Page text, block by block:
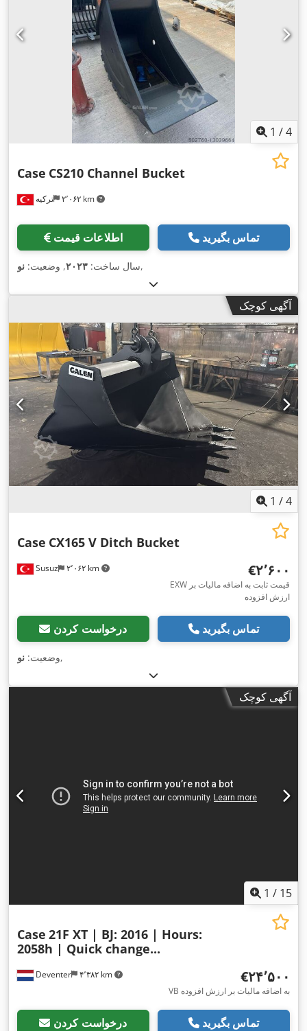
1 /4
ترکیه ۲٬۰۶۲ km
Case CS210 Channel Bucket
اطلاعات قیمت تماس بگیرید
سال ساخت: ۲۰۲۳, وضعیت: نو ,
آگهی کوچک
1 /4
Susuz ۲٬۰۶۲ km
Case CX165 V Ditch Bucket
‎€۲٬۶۰۰
EXW قیمت ثابت به اضافه مالیات بر
ارزش افزوده
درخواست کردن تماس بگیرید
وضعیت: نو ,
آگهی کوچک
1 / 15
Deventer ۴٬۳۸۲ km
Case 21F XT | BJ: 2016 | Hours:
2058h | Quick change...
‎€۲۴٬۵۰۰
VB به اضافه مالیات بر ارزش افزوده
درخواست کردن تماس بگیرید